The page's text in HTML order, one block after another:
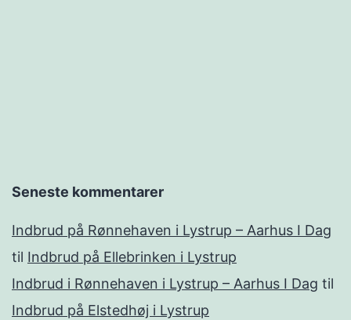
Seneste kommentarer
Indbrud på Rønnehaven i Lystrup – Aarhus I Dag
til Indbrud på Ellebrinken i Lystrup
Indbrud i Rønnehaven i Lystrup – Aarhus I Dag til
Indbrud på Elstedhøj i Lystrup